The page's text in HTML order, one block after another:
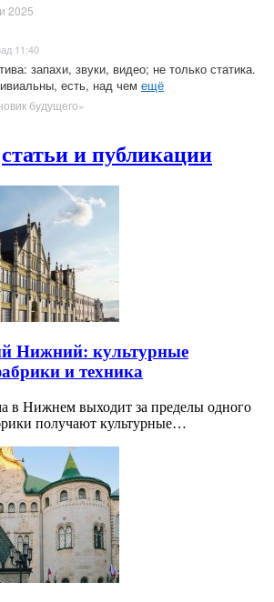
2025
11:40
запахи, звуки, видео; не только статика.
есть, над чем ещё
будущего»
статьи и публикации
Нижний: культурные
и техника
в Нижнем выходит за пределы одного
получают культурные…